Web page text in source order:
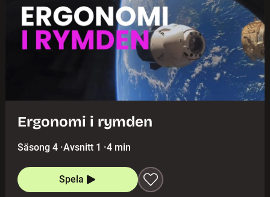
Ergonomi i rymden
Säsong 4 ·Avsnitt 1 ·4 min
Spela